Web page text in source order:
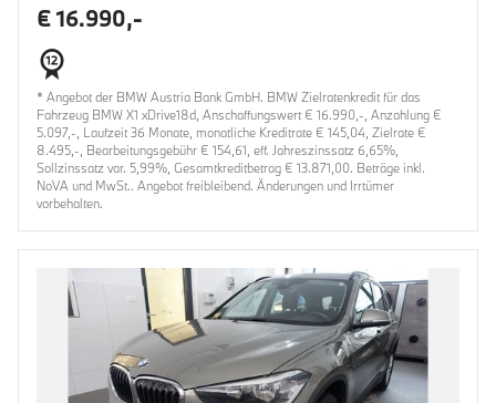
€ 16.990,-
* Angebot der BMW Austria Bank GmbH. BMW Zielratenkredit für das
Fahrzeug BMW X1 xDrive18d, Anschaffungswert € 16.990,-, Anzahlung €
5.097,-, Laufzeit 36 Monate, monatliche Kreditrate € 145,04, Zielrate €
8.495,-, Bearbeitungsgebühr € 154,61, eff. Jahreszinssatz 6,65%,
Sollzinssatz var. 5,99%, Gesamtkreditbetrag € 13.871,00. Beträge inkl.
NoVA und MwSt.. Angebot freibleibend. Änderungen und Irrtümer
vorbehalten.